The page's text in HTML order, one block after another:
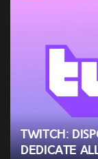
Twitch:
dedicate